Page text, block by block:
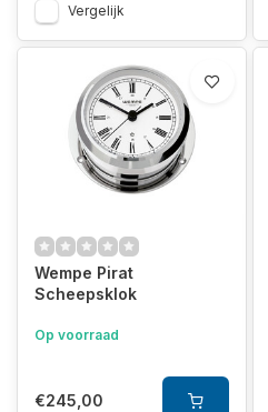
Vergelijk
Wempe Pirat
Scheepsklok
Op voorraad
€245,00